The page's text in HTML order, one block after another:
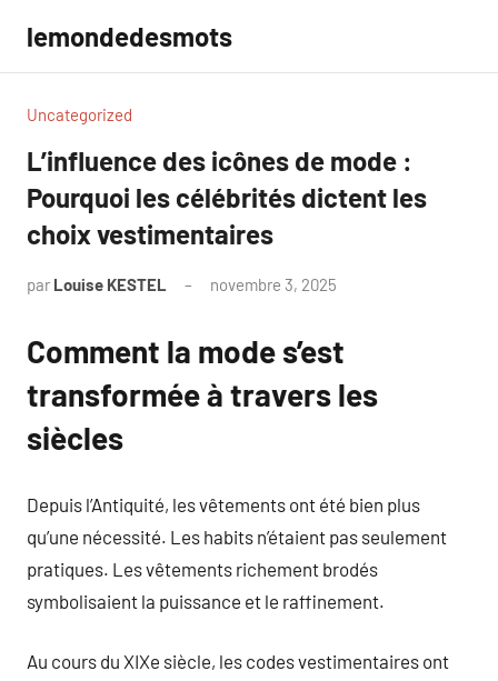
contenu
lemondedesmots
Uncategorized
L’influence des icônes de mode :
Pourquoi les célébrités dictent les
choix vestimentaires
par Louise KESTEL novembre 3, 2025
Comment la mode s’est
transformée à travers les
siècles
Depuis l’Antiquité, les vêtements ont été bien plus
qu’une nécessité. Les habits n’étaient pas seulement
pratiques. Les vêtements richement brodés
symbolisaient la puissance et le raffinement.
Au cours du XIXe siècle, les codes vestimentaires ont